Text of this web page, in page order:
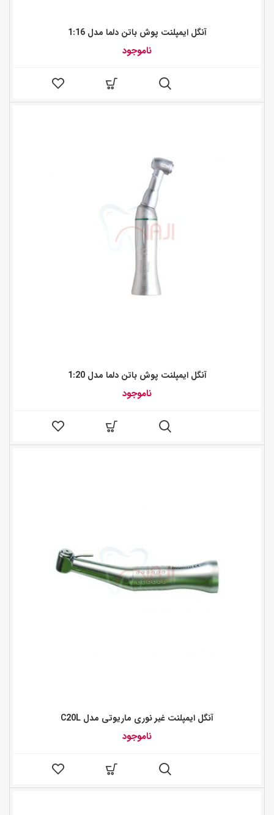
آنگل ایمپلنت پوش باتن دلما مدل 1:16
ناموجود
آنگل ایمپلنت پوش باتن دلما مدل 1:20
ناموجود
آنگل ایمپلنت غیر نوری ماریوتی مدل C20L
ناموجود